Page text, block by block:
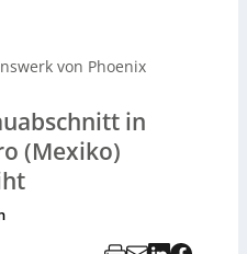
von Phoenix
in
(Mexiko)